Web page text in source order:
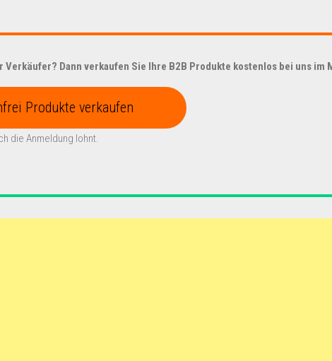
Verkäufer? Dann verkaufen Sie Ihre B2B Produkte kostenlos bei uns im
Produkte verkaufen
die Anmeldung lohnt.